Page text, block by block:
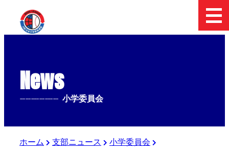
News
-------------- 小学委員会
ホーム 支部ニュース
小学委員会